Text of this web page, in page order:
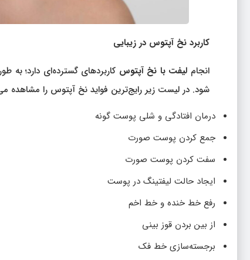
کاربرد نخ آپتوس در زیبایی
انجام لیفت با نخ آپتوس کاربردهای گسترده‌ای دارد؛
شود. در لیست زیر رایج‌ترین فواید نخ آپتوس را مشاهده
درمان افتادگی و شلی پوست گونه
جمع کردن پوست صورت
سفت کردن پوست صورت
ایجاد حالت لیفتینگ در پوست
رفع خط خنده و خط اخم
از بین بردن قوز بینی
برجسته‌سازی خط فک